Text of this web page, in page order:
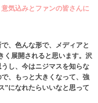
気込みとファンの皆さんに
、色んな形で、メディアと
く展開されると思います。沢
し、今はニジマスを知らな
、もっと大きくなって、強
”になれたらいいなと思って